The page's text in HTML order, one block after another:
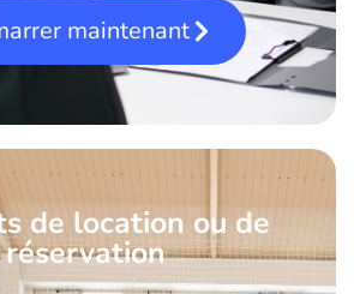
maintenant
de location ou de
réservation